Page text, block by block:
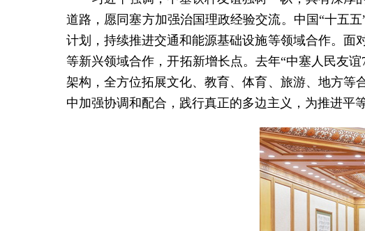
道路，愿同塞方加强治国理政经验交流。中国“十五
计划，持续推进交通和能源基础设施等领域合作。面
等新兴领域合作，开拓新增长点。去年“中塞人民友
架构，全方位拓展文化、教育、体育、旅游、地方等
中加强协调和配合，践行真正的多边主义，为推进平